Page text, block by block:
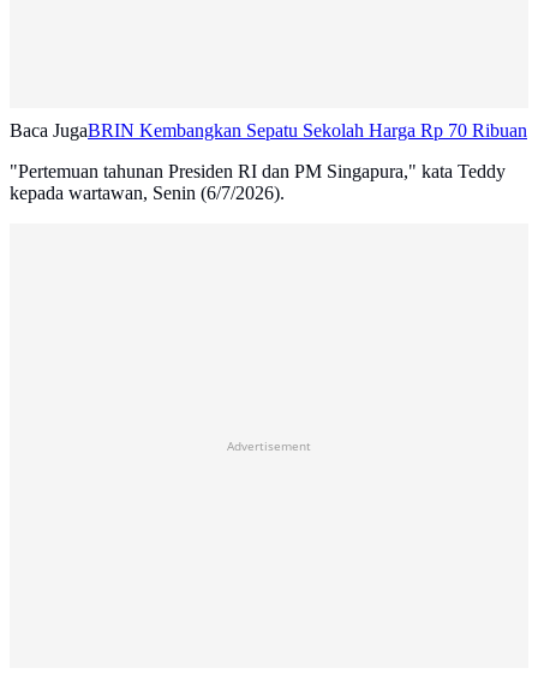
Baca JugaBRIN Kembangkan Sepatu Sekolah Harga Rp 70 Ribuan
"Pertemuan tahunan Presiden RI dan PM Singapura," kata Teddy
kepada wartawan, Senin (6/7/2026).
Advertisement